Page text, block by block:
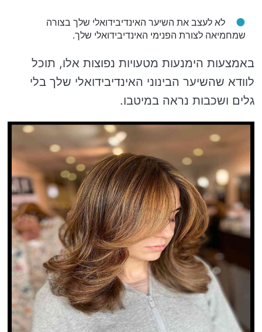
לא לעצב את השיער האינדיבידואלי שלך בצורה
שמחמיאה לצורת הפנימי האינדיבידואלי שלך.
באמצעות הימנעות מטעויות נפוצות אלו, תוכל
לוודא שהשיער הבינוני האינדיבידואלי שלך בלי
גלים ושכבות נראה במיטבו.